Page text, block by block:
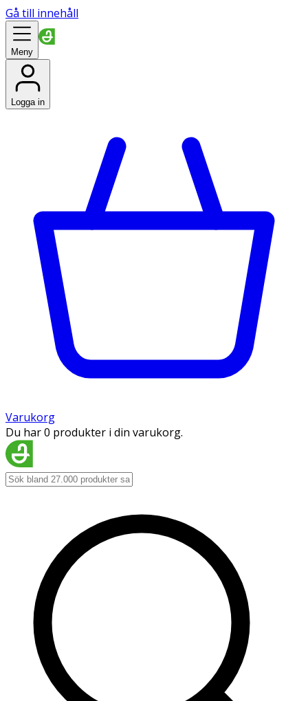
Gå till innehåll
Meny
Logga in
Varukorg
Du har 0 produkter i din varukorg.